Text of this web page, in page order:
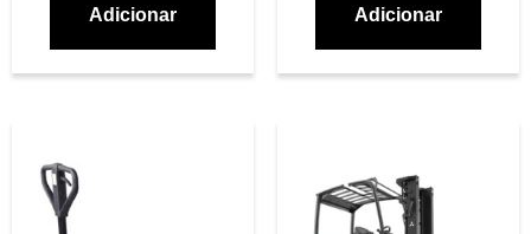
Adicionar Adicionar